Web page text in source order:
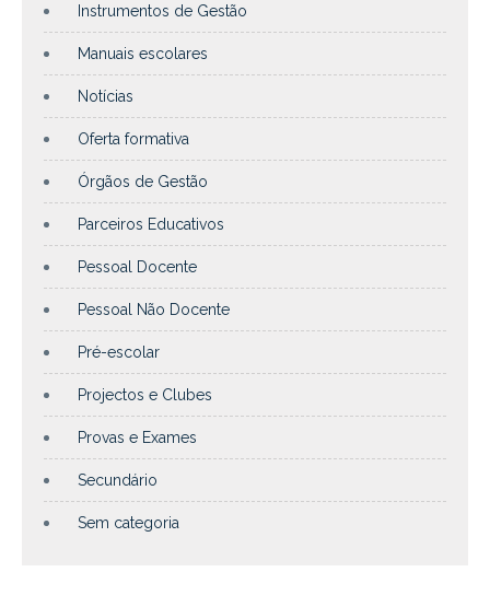
Instrumentos de Gestão
Manuais escolares
Notícias
Oferta formativa
Órgãos de Gestão
Parceiros Educativos
Pessoal Docente
Pessoal Não Docente
Pré-escolar
Projectos e Clubes
Provas e Exames
Secundário
Sem categoria